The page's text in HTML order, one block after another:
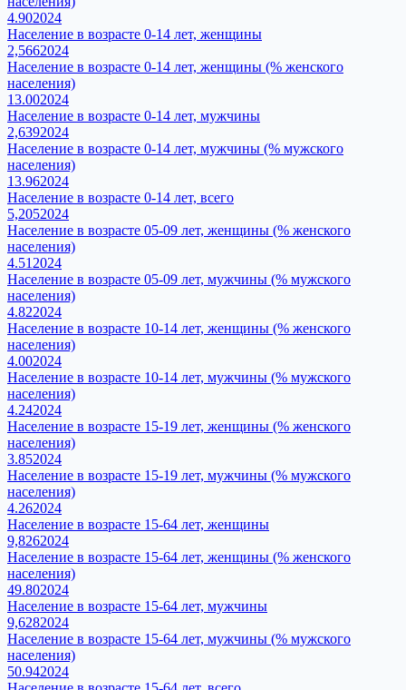
4.902024
Население в возрасте 0-14 лет, женщины
2,5662024
Население в возрасте 0-14 лет, женщины (% женского
населения)
13.002024
Население в возрасте 0-14 лет, мужчины
2,6392024
Население в возрасте 0-14 лет, мужчины (% мужского
населения)
13.962024
Население в возрасте 0-14 лет, всего
5,2052024
Население в возрасте 05-09 лет, женщины (% женского
населения)
4.51 2024
Население в возрасте 05-09 лет, мужчины (% мужского
населения)
4.822024
Население в возрасте 10-14 лет, женщины (% женского
населения)
4.002024
Население в возрасте 10-14 лет, мужчины (% мужского
населения)
4.242024
Население в возрасте 15-19 лет, женщины (% женского
населения)
3.852024
Население в возрасте 15-19 лет, мужчины (% мужского
населения)
4.262024
Население в возрасте 15-64 лет, женщины
9,8262024
Население в возрасте 15-64 лет, женщины (% женского
населения)
49.802024
Население в возрасте 15-64 лет, мужчины
9,6282024
Население в возрасте 15-64 лет, мужчины (% мужского
населения)
50.942024